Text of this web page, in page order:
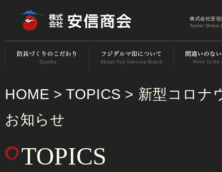
株式会社安
Anshin Shokai
HOME >TOPICS > 新型コロナ
お知らせ
TOPICS